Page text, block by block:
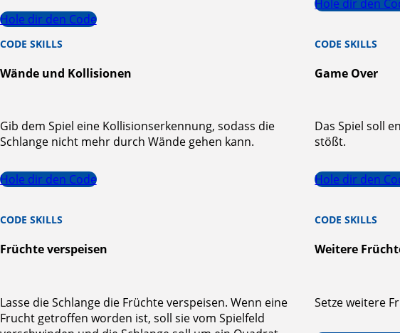
Hole dir den Code
Hole dir den
CODE SKILLS
Wände und Kollisionen
Gib dem Spiel eine Kollisionserkennung, sodass die
Schlange nicht mehr durch Wände gehen kann.
Hole dir den Code
CODE SKILLS
Game Over
Das Spiel soll
stößt.
Hole dir den
CODE SKILLS
Früchte verspeisen
Lasse die Schlange die Früchte verspeisen. Wenn eine
Frucht getroffen worden ist, soll sie vom Spielfeld
CODE SKILLS
Weitere
Setze weitere